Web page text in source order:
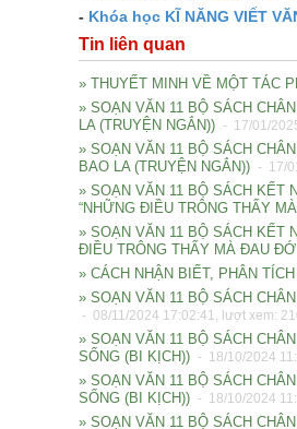
- Khóa học KĨ NĂNG VIẾT
Tin liên quan
» THUYẾT MINH VỀ MỘT TÁC
» SOẠN VĂN 11 BỘ SÁCH
LA (TRUYỆN NGẮN)) - 17/01/
» SOẠN VĂN 11 BỘ SÁCH
BAO LA (TRUYỆN NGẮN)) - 17/
» SOẠN VĂN 11 BỘ SÁCH KẾT
“NHỮNG ĐIỀU TRÔNG THẤY
» SOẠN VĂN 11 BỘ SÁCH KẾT
ĐIỀU TRÔNG THẤY MÀ ĐAU
» CÁCH NHẬN BIẾT, PHÂN
» SOẠN VĂN 11 BỘ SÁCH
- 08/11/2024 17:02:41, lượt xem:
» SOẠN VĂN 11 BỘ SÁCH
SỐNG (BI KỊCH)) - 18/10/2024
» SOẠN VĂN 11 BỘ SÁCH
SỐNG (BI KỊCH)) - 18/10/2024
» SOẠN VĂN 11 BỘ SÁCH